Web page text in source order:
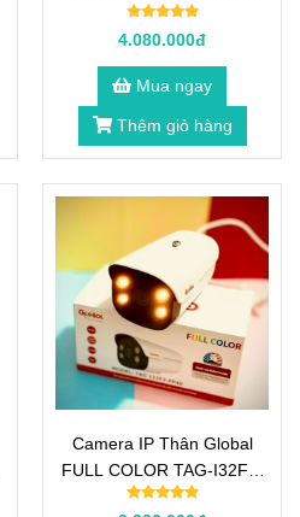
VP28-128G 2.0 Megapixel
4.080.000đ
Mua ngay
Thêm giỏ hàng
Camera IP Thân Global
FULL COLOR TAG-I32F3-
FP40 2.0 Megapixel